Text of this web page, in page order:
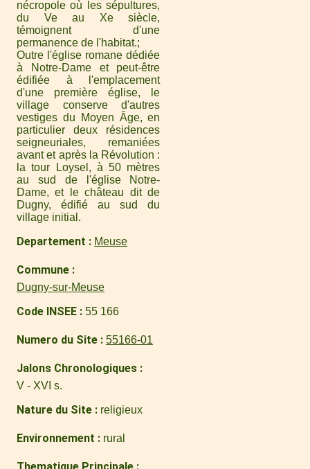
nécropole où les sépultures,
du Ve au Xe siècle,
témoignent d'une
permanence de l'habitat.
Outre l'église romane dédiée
à Notre-Dame et peut-être
édifiée à l'emplacement
d'une première église, le
village conserve d'autres
vestiges du Moyen Âge, en
particulier deux résidences
seigneuriales, remaniées
avant et après la Révolution :
la tour Loysel, à 50 mètres
au sud de l'église Notre-
Dame, et le château dit de
Dugny, édifié au sud du
village initial.
Departement Meuse
Commune
Dugny-sur-Meuse
Code INSEE 55 166
Numero du Site 55166-01
Jalons Chronologiques
V - XVI s.
Nature du Site religieux
Environnement rural